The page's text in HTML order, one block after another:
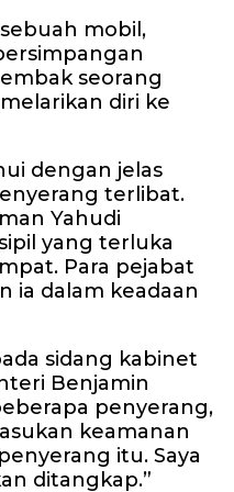
mobil,
seorang
diri ke
dengan jelas
terlibat.
Yahudi
yang terluka
Para pejabat
ia dalam keadaan
sidang kabinet
Benjamin
penyerang,
keamanan
itu. Saya
ditangkap.”